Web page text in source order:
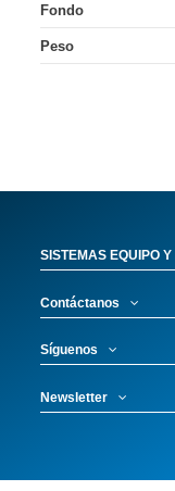
Fondo
Peso
SISTEMAS EQUIPO
Contáctanos
Síguenos
Newsletter